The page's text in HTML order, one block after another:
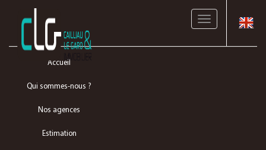
Toggle
Accueil
Qui sommes-nous ?
Nos agences
Estimation